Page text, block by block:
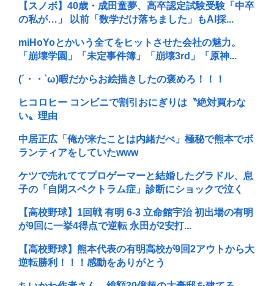
【スノボ】40歳・成田童夢、高卒認定試験受験「中卒
の私が…」 以前「数学だけ落ちました」もAI採...
miHoYoとかいう全てをヒットさせた会社の魅力。
「崩壊学園」「未定事件簿」「崩壊3rd」「原神...
(´・・`ω)暇だからお絵描きしたの褒めろ！！！
ヒコロヒー コンビニで割引おにぎりは〝絶対買わな
い〟理由
中居正広「俺が来たことは内緒だべ」極秘で熊本でボ
ランティアをしていたwww
ケツで売れててプロゲーマーと結婚したグラドル、息
子の「自閉スペクトラム症」診断にショックで泣く
【高校野球】1回戦 有明 6-3 立命館宇治 初出場の有明
が9回に一挙4得点で逆転 永田が2安打...
【高校野球】熊本代表の有明高校が9回2アウトから大
逆転勝利！！！感動をありがとう